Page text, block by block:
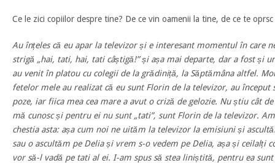
Ce le zici copiilor despre tine? De ce vin oamenii la tine, de ce te
Au înțeles că eu apar la televizor și e interesant momentul în care
strigă „hai, tati, hai, tati câștigă!” și așa mai departe, dar a fost și
au venit în platou cu colegii de la grădiniță, la Săptămâna altfel.
fetelor mele au realizat că eu sunt Florin de la televizor, au început
poze, iar fiica mea cea mare a avut o criză de gelozie. Nu știu cât
mă cunosc și pentru ei nu sunt „tati”, sunt Florin de la televizor.
chestia asta: așa cum noi ne uităm la televizor la emisiuni și
sau o ascultăm pe Delia și vrem s-o vedem pe Delia, așa și ceilalți
vor să-l vadă pe tati al ei. I-am spus să stea liniștită, pentru ea